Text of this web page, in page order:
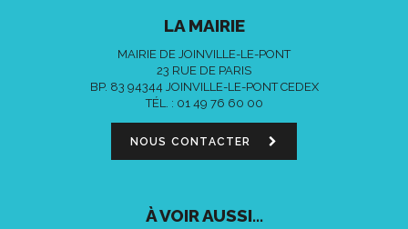
LA MAIRIE
MAIRIE DE JOINVILLE-LE-PONT
23 RUE DE PARIS
BP. 83 94344 JOINVILLE-LE-PONT CEDEX
TÉL. : 01 49 76 60 00
NOUS CONTACTER
À VOIR AUSSI...